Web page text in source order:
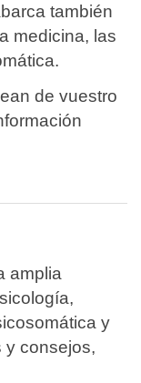
también
medicina, las
de vuestro
amplia
y
y consejos,